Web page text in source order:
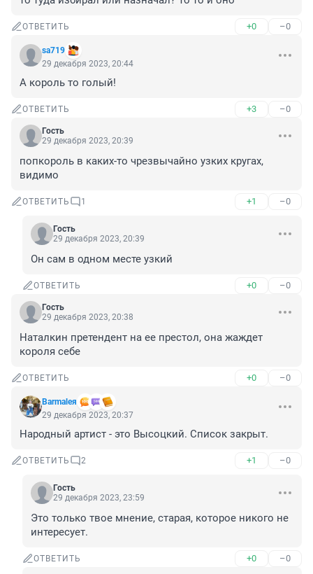
ОТВЕТИТЬ +0 –0
sa719
29 декабря 2023, 20:44
А король то голый!
ОТВЕТИТЬ +3 –0
Гость
29 декабря 2023, 20:39
попкороль в каких-то чрезвычайно узких кругах,
видимо
ОТВЕТИТЬ 1 +1 –0
Гость
29 декабря 2023, 20:39
Он сам в одном месте узкий
ОТВЕТИТЬ +0 –0
Гость
29 декабря 2023, 20:38
Наталкин претендент на ее престол, она жаждет
короля себе
ОТВЕТИТЬ +0 –0
Barmaleя
29 декабря 2023, 20:37
Народный артист - это Высоцкий. Список закрыт.
ОТВЕТИТЬ 2 +1 –0
Гость
29 декабря 2023, 23:59
Это только твое мнение, старая, которое никого не
интересует.
ОТВЕТИТЬ +0 –0